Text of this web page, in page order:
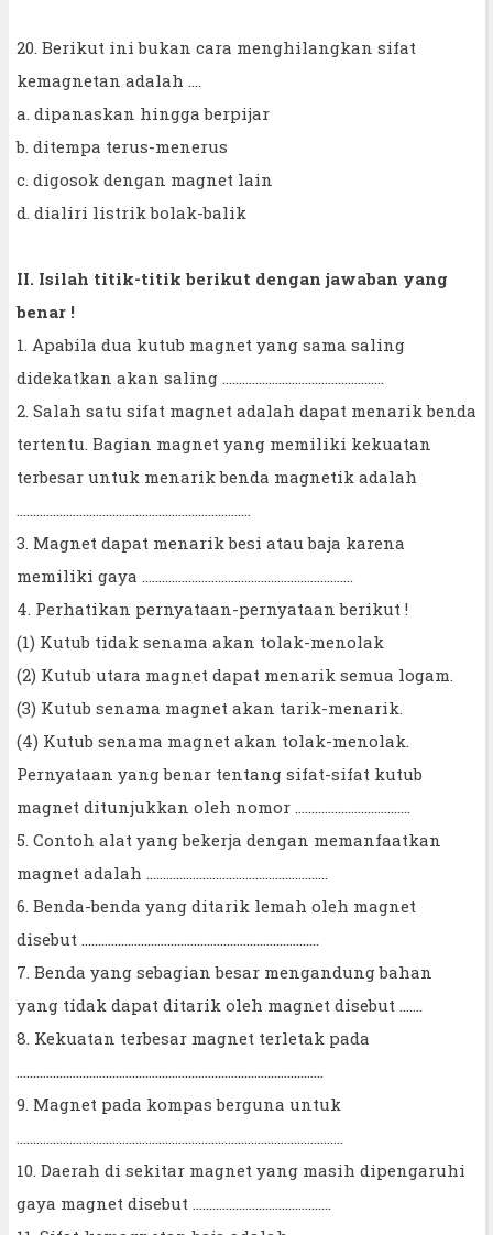
20. Berikut ini bukan cara menghilangkan sifat
kemagnetan adalah ....
a. dipanaskan hingga berpijar
b. ditempa terus-menerus
c. digosok dengan magnet lain
d. dialiri listrik bolak-balik
II. Isilah titik-titik berikut dengan jawaban yang
benar !
1. Apabila dua kutub magnet yang sama saling
didekatkan akan saling .................................................
2. Salah satu sifat magnet adalah dapat menarik benda
tertentu. Bagian magnet yang memiliki kekuatan
terbesar untuk menarik benda magnetik adalah
.......................................................................
3. Magnet dapat menarik besi atau baja karena
memiliki gaya ................................................................
4. Perhatikan pernyataan-pernyataan berikut !
(1) Kutub tidak senama akan tolak-menolak
(2) Kutub utara magnet dapat menarik semua logam.
(3) Kutub senama magnet akan tarik-menarik.
(4) Kutub senama magnet akan tolak-menolak.
Pernyataan yang benar tentang sifat-sifat kutub
magnet ditunjukkan oleh nomor ...................................
5. Contoh alat yang bekerja dengan memanfaatkan
magnet adalah .......................................................
6. Benda-benda yang ditarik lemah oleh magnet
disebut ........................................................................
7. Benda yang sebagian besar mengandung bahan
yang tidak dapat ditarik oleh magnet disebut .......
8. Kekuatan terbesar magnet terletak pada
.............................................................................................
9. Magnet pada kompas berguna untuk
...................................................................................................
10. Daerah di sekitar magnet yang masih dipengaruhi
gaya magnet disebut ..........................................